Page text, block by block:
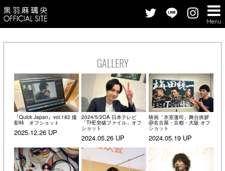
Menu
GALLERY
『Quick Japan』vol.182 撮
影時 オフショット
2025.12.26 UP
2024/5/2OA 日本テレビ
「THE突破ファイル」オフ
ショット
2024.05.26 UP
映画「氷室蓮司」舞台挨拶
@名古屋・京都・大阪 オフ
ショット
2024.05.19 UP